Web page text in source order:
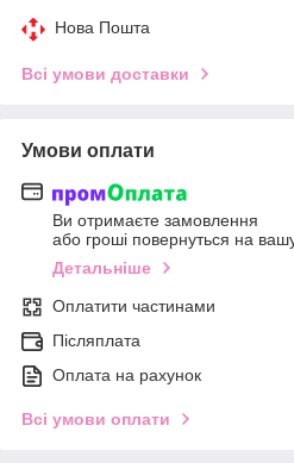
Нова Пошта
Всі умови доставки
Умови оплати
Ви отримаєте замовлення
або гроші повернуться на
Детальніше
Оплатити частинами
Післяплата
Оплата на рахунок
Всі умови оплати